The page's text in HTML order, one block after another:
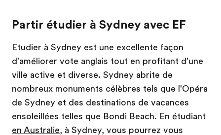
Partir étudier à Sydney avec EF
Etudier à Sydney est une excellente façon
d'améliorer vote anglais tout en profitant d'une
ville active et diverse. Sydney abrite de
nombreux monuments célèbres tels que l'Opéra
de Sydney et des destinations de vacances
ensoleillées telles que Bondi Beach. En étudiant
en Australie, à Sydney, vous pourrez vous